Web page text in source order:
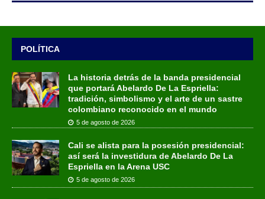
POLÍTICA
La historia detrás de la banda presidencial
que portará Abelardo De La Espriella:
tradición, simbolismo y el arte de un sastre
colombiano reconocido en el mundo
5 de agosto de 2026
Cali se alista para la posesión presidencial:
así será la investidura de Abelardo De La
Espriella en la Arena USC
5 de agosto de 2026